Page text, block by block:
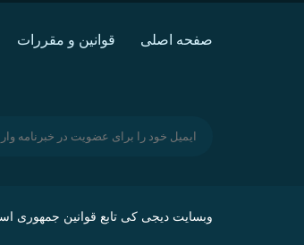
صفحه اصلی قوانین و مقررات
وبسایت دیجی کی تابع قوانین جمهوری